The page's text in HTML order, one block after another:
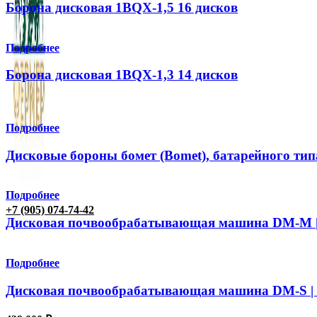
+7 (905) 074-74-42
Борона дисковая 1BQX-1,5 16 дисков
Подробнее
Борона дисковая 1BQX-1,3 14 дисков
Подробнее
Дисковые бороны бомет (Bomet), батарейного
Подробнее
Дисковая почвообрабатывающая машина DM-M
Подробнее
Дисковая почвообрабатывающая машина DM-S |